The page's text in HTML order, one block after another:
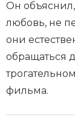
Он
любовь, не
они
обращаться
фильма.